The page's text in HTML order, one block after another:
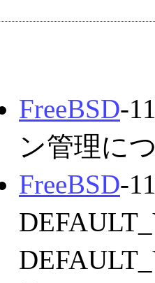
FreeBSD-
ン管理に
FreeBSD-